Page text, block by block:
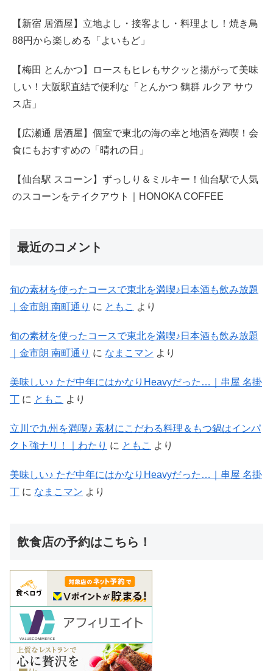
【新宿 居酒屋】立地よし・接客よし・料理よし！焼き鳥
88円から楽しめる「よいもど」
【梅田 とんかつ】ロースもヒレもサクッと揚がって美味
しい！大阪駅直結で便利な「とんかつ 鶴群 ルクア サウ
ス店」
【広瀬通 居酒屋】個室で東北の海の幸と地酒を満喫！会
食にもおすすめの「晴れの日」
【仙台駅 スコーン】ずっしり＆ミルキー！仙台駅で人気
のスコーンをテイクアウト｜HONOKA COFFEE
最近のコメント
旬の素材を使ったコースで東北を満喫♪日本酒も飲み放題
｜金市朗 南町通り に ともこ より
旬の素材を使ったコースで東北を満喫♪日本酒も飲み放題
｜金市朗 南町通り に なまこマン より
美味しい♪ ただ中年にはかなりHeavyだった…｜串屋 名掛
丁 に ともこ より
立川で九州を満喫♪ 素材にこだわる料理＆もつ鍋はインパ
クト強ナリ！｜わたり に ともこ より
美味しい♪ ただ中年にはかなりHeavyだった…｜串屋 名掛
丁 に なまこマン より
飲食店の予約はこちら！